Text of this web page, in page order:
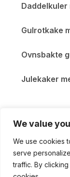
We value
We use cookies
serve
traffic. By
Gulrotkake
Ovnsbakte
Julekaker